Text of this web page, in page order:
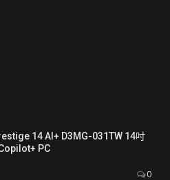
14 AI+ D3MG-031TW 14吋
PC
0